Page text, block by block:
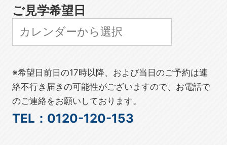
ご見学希望日
※希望日前日の17時以降、および当日のご予約は連
絡不行き届きの可能性がございますので、お電話で
のご連絡をお願いしております。
TEL：0120-120-153